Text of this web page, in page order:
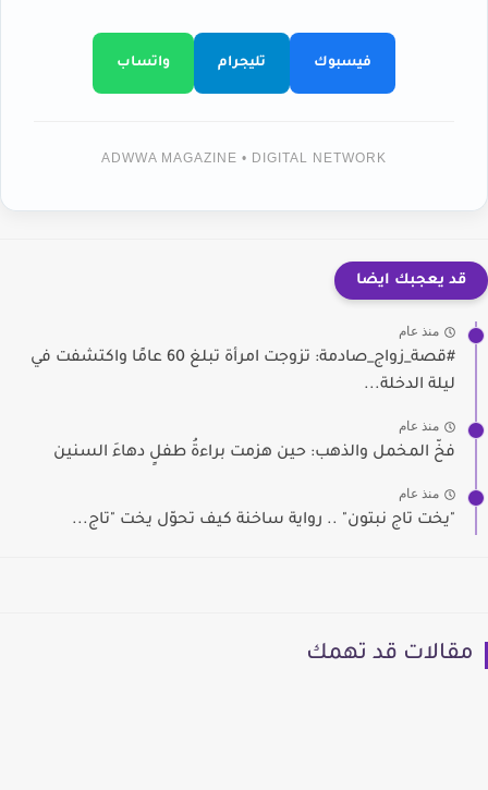
فيسبوك تليجرام واتساب
ADWWA MAGAZINE • DIGITAL NETWORK
قد يعجبك ايضا
منذ عام
#قصة_زواج_صادمة: تزوجت امرأة تبلغ 60 عامًا واكتشفت في
ليلة الدخلة...
منذ عام
فخّ المخمل والذهب: حين هزمت براءةُ طفلٍ دهاءَ السنين
منذ عام
"يخت تاج نبتون" .. رواية ساخنة كيف تحوّل يخت "تاج...
مقالات قد تهمك